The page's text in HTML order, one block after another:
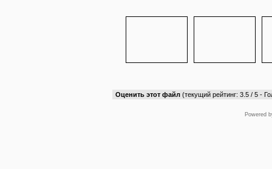
Оценить этот файл (текущий рейтинг: 3.5 / 5 -
Powered